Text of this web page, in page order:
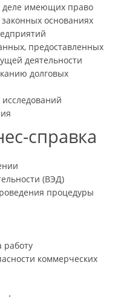
деле имеющих право
основаниях
предоставленных
деятельности
долговых
справка
(ВЭД)
процедуры
коммерческих